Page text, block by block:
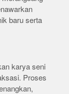
baru serta
karya seni
Proses